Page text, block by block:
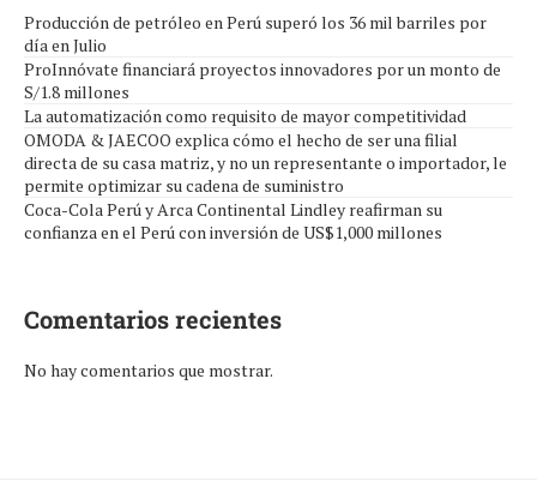
Producción de petróleo en Perú superó los 36 mil barriles por
día en Julio
ProInnóvate financiará proyectos innovadores por un monto de
S/1.8 millones
La automatización como requisito de mayor competitividad
OMODA & JAECOO explica cómo el hecho de ser una filial
directa de su casa matriz, y no un representante o importador, le
permite optimizar su cadena de suministro
Coca-Cola Perú y Arca Continental Lindley reafirman su
confianza en el Perú con inversión de US$1,000 millones
Comentarios recientes
No hay comentarios que mostrar.